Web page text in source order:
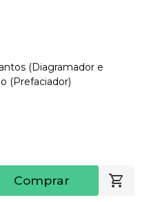
(Diagramador e
(Prefaciador)
Comprar